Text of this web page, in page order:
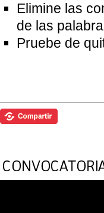
Elimine las
de las
Pruebe de